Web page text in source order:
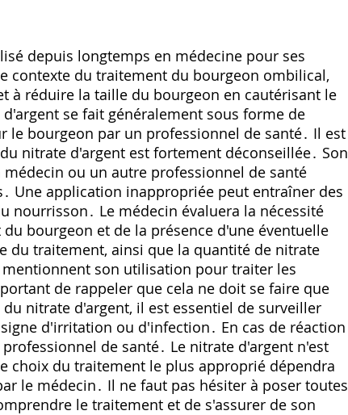
depuis longtemps en médecine pour ses
contexte du traitement du bourgeon ombilical‚
à réduire la taille du bourgeon en cautérisant le
se fait généralement sous forme de
bourgeon par un professionnel de santé․ Il est
nitrate d'argent est fortement déconseillée․ Son
ou un autre professionnel de santé
Une application inappropriée peut entraîner des
Le médecin évaluera la nécessité
bourgeon et de la présence d'une éventuelle
du traitement‚ ainsi que la quantité de nitrate
son utilisation pour traiter les
de rappeler que cela ne doit se faire que
nitrate d'argent‚ il est essentiel de surveiller
d'irritation ou d'infection․ En cas de réaction
de santé․ Le nitrate d'argent n'est
choix du traitement le plus approprié dépendra
le médecin․ Il ne faut pas hésiter à poser toutes
le traitement et de s'assurer de son